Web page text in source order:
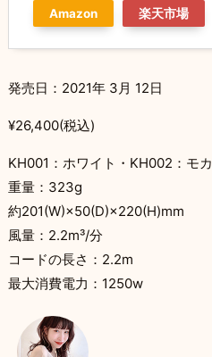
Amazon 楽天市場
発売日：2021年 3月 12日
¥26,400(税込)
KH001：ホワイト・KH002：モカ
重量：323g
約201(W)×50(D)×220(H)mm
風量：2.2m³/分
コードの長さ：2.2m
最大消費電力：1250w